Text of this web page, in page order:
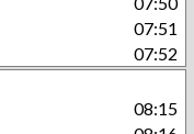
07:51
07:52
08:15